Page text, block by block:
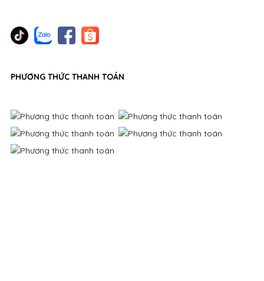
PHƯƠNG THỨC THANH TOÁN